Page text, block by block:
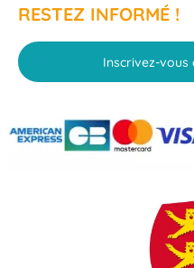
RESTEZ INFORMÉ !
Inscrivez-